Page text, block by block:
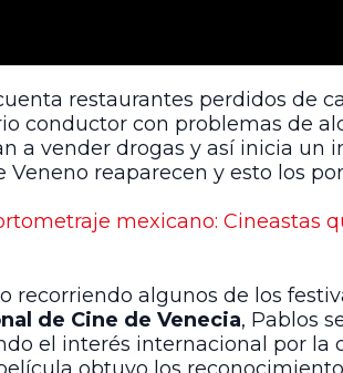
restaurantes perdidos de
conductor con problemas de
a vender drogas y así inicia un
reaparecen y esto los
mexicano: Cineastas
recorriendo algunos de los
de Cine de Venecia, Pablos
el interés internacional por la